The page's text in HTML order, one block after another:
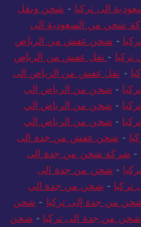
الى تركيا - شحن ونقل
شحن من السعودية الى
- شحن عفش من الرياض
- نقل عفش من الرياض
- نقل عفش من الرياض الى
- شحن من الرياض الى
- شحن من الرياض الي
- شحن من الرياض الي
- شحن عفش من جدة الى
- شركة شحن من جدة الى
- شحن من جدة الى
- شحن من جدة الي
من جدة إلى تركيا - شحن
من جدة الى تركيا - شحن